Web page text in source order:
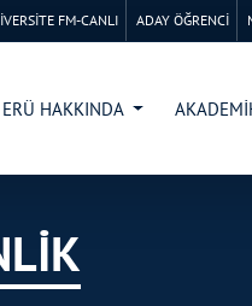
FM-CANLI ADAY ÖĞRENCİ
ERÜ HAKKINDA